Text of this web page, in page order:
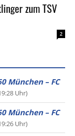
zum TSV
2
München – FC
Uhr)
München – FC
Uhr)